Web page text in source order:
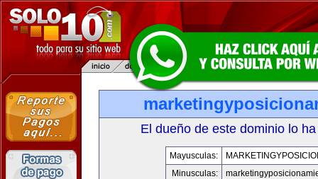
El dueño de este dominio lo
Mayusculas:
Minusculas: